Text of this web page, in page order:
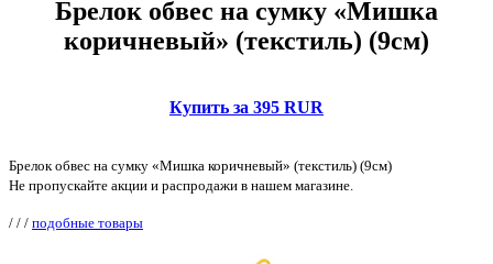
Брелок обвес на сумку «Мишка
коричневый» (текстиль) (9см)
Купить за 395 RUR
Брелок обвес на сумку «Мишка коричневый» (текстиль) (9см)
Не пропускайте акции и распродажи в нашем магазине.
/ / / подобные товары